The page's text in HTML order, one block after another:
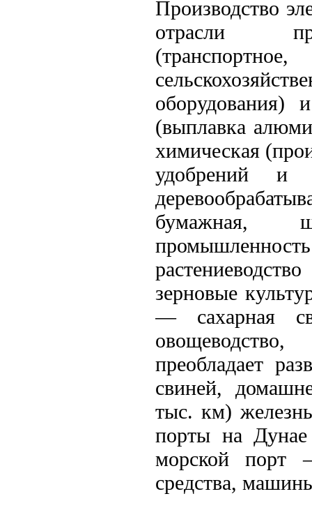
Производство
отрасли
оборудования)
(выплавка
химическая
удобрений и
бумажная,
зерновые
— сахарная
преобладает
свиней,
тыс. км)
порты на
морской порт
средства,